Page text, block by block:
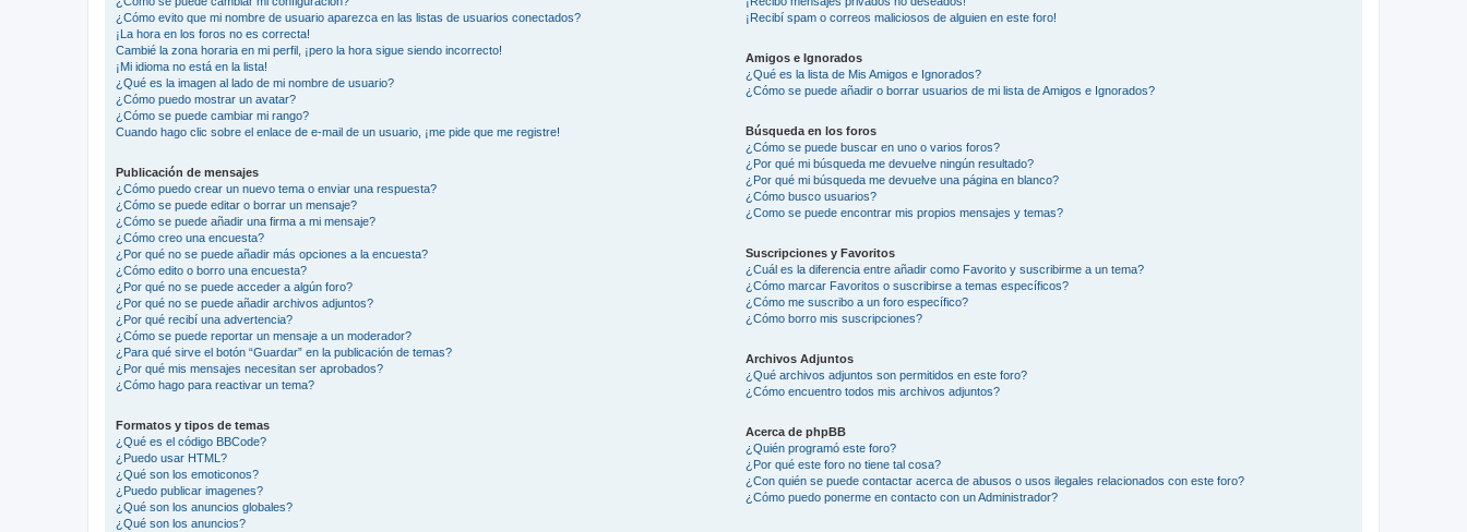
¿Cómo evito que mi nombre de usuario aparezca en las listas de usuarios conectados?
¡La hora en los foros no es correcta!
Cambié la zona horaria en mi perfil, ¡pero la hora sigue siendo incorrecto!
¡Mi idioma no está en la lista!
¿Qué es la imagen al lado de mi nombre de usuario?
¿Cómo puedo mostrar un avatar?
¿Cómo se puede cambiar mi rango?
Cuando hago clic sobre el enlace de e-mail de un usuario, ¡me pide que me registre!
Publicación de mensajes
¿Cómo puedo crear un nuevo tema o enviar una respuesta?
¿Cómo se puede editar o borrar un mensaje?
¿Cómo se puede añadir una firma a mi mensaje?
¿Cómo creo una encuesta?
¿Por qué no se puede añadir más opciones a la encuesta?
¿Cómo edito o borro una encuesta?
¿Por qué no se puede acceder a algún foro?
¿Por qué no se puede añadir archivos adjuntos?
¿Por qué recibí una advertencia?
¿Cómo se puede reportar un mensaje a un moderador?
¿Para qué sirve el botón “Guardar” en la publicación de temas?
¿Por qué mis mensajes necesitan ser aprobados?
¿Cómo hago para reactivar un tema?
Formatos y tipos de temas
¿Qué es el código BBCode?
¿Puedo usar HTML?
¿Qué son los emoticonos?
¿Puedo publicar imagenes?
¿Qué son los anuncios globales?
¿Qué son los anuncios?
¡Recibí spam o correos maliciosos de alguien en este foro!
Amigos e Ignorados
¿Qué es la lista de Mis Amigos e Ignorados?
¿Cómo se puede añadir o borrar usuarios de mi lista de Amigos e Ignorados?
Búsqueda en los foros
¿Cómo se puede buscar en uno o varios foros?
¿Por qué mi búsqueda me devuelve ningún resultado?
¿Por qué mi búsqueda me devuelve una página en blanco?
¿Cómo busco usuarios?
¿Como se puede encontrar mis propios mensajes y temas?
Suscripciones y Favoritos
¿Cuál es la diferencia entre añadir como Favorito y suscribirme a un tema?
¿Cómo marcar Favoritos o suscribirse a temas específicos?
¿Cómo me suscribo a un foro específico?
¿Cómo borro mis suscripciones?
Archivos Adjuntos
¿Qué archivos adjuntos son permitidos en este foro?
¿Cómo encuentro todos mis archivos adjuntos?
Acerca de phpBB
¿Quién programó este foro?
¿Por qué este foro no tiene tal cosa?
¿Con quién se puede contactar acerca de abusos o usos ilegales relacionados con este foro?
¿Cómo puedo ponerme en contacto con un Administrador?